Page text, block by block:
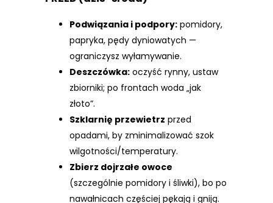
Podwiązania i podpory: pomidory,
papryka, pędy dyniowatych —
ograniczysz wyłamywanie.
Deszczówka: oczyść rynny, ustaw
zbiorniki; po frontach woda „jak
złoto”.
Szklarnię przewietrz przed
opadami, by zminimalizować szok
wilgotności/temperatury.
Zbierz dojrzałe owoce
(szczególnie pomidory i śliwki), bo po
nawałnicach częściej pękają i gniją.